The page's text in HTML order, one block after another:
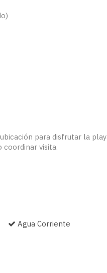
para disfrutar la
coordinar visita.
Agua Corriente